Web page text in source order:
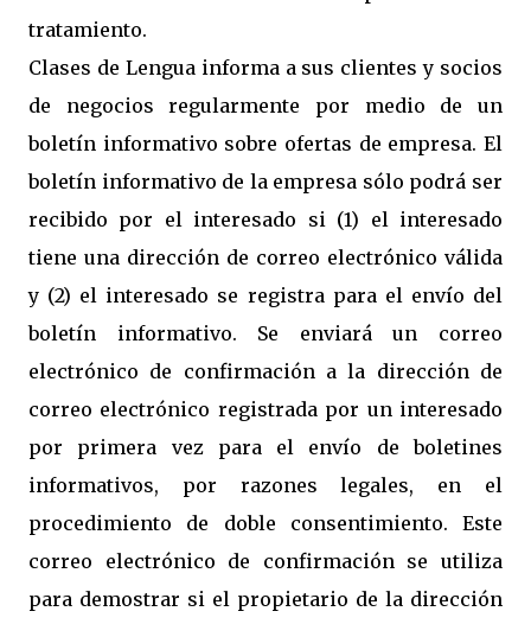
tratamiento.
Clases de Lengua informa a sus clientes y socios
de negocios regularmente por medio de un
boletín informativo sobre ofertas de empresa. El
boletín informativo de la empresa sólo podrá ser
recibido por el interesado si (1) el interesado
tiene una dirección de correo electrónico válida
y (2) el interesado se registra para el envío del
boletín informativo. Se enviará un correo
electrónico de confirmación a la dirección de
correo electrónico registrada por un interesado
por primera vez para el envío de boletines
informativos, por razones legales, en el
procedimiento de doble consentimiento. Este
correo electrónico de confirmación se utiliza
para demostrar si el propietario de la dirección